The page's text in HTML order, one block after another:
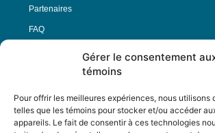
Gérer le consentement
témoins
Pour offrir les meilleures expériences, nous utilisons
telles que les témoins pour stocker et/ou accéder
appareils. Le fait de consentir à ces technologies
Partenaires
FAQ